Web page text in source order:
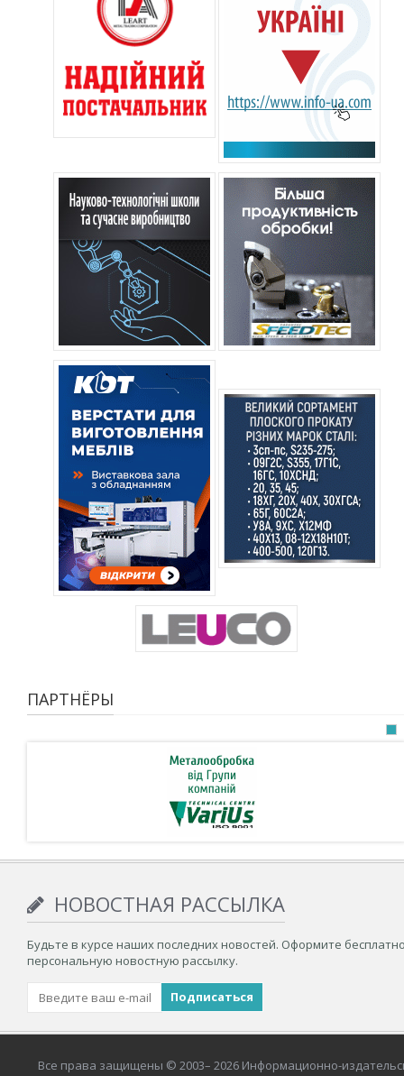
ПАРТНЁРЫ
НОВОСТНАЯ РАССЫЛКА
Будьте в курсе наших последних новостей. Оформите
персональную новостную рассылку.
Все права защищены © 2003– 2026 Информационно-